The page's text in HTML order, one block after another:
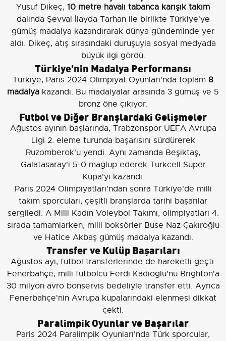
Yusuf Dikeç, 10 metre havalı tabanca karışık takım
dalında Şevval İlayda Tarhan ile birlikte Türkiye'ye
gümüş madalya kazandırarak dünya gündeminde yer
aldı. Dikeç, atış sırasındaki duruşuyla sosyal medyada
büyük ilgi gördü.
Türkiye'nin Madalya Performansı
Türkiye, Paris 2024 Olimpiyat Oyunları'nda toplam 8
madalya kazandı. Bu madalyalar arasında 3 gümüş ve 5
bronz öne çıkıyor.
Futbol ve Diğer Branşlardaki Gelişmeler
Ağustos ayının başlarında, Trabzonspor UEFA Avrupa
Ligi 2. eleme turunda başarısını sürdürerek
Ruzomberok'u yendi. Aynı zamanda Beşiktaş,
Galatasaray'ı 5-0 mağlup ederek Turkcell Süper
Kupa'yı kazandı.
Paris 2024 Olimpiyatları'ndan sonra Türkiye'de milli
takım sporcuları, çeşitli branşlarda tarihi başarılar
sergiledi. A Milli Kadın Voleybol Takımı, olimpiyatları 4.
sırada tamamlarken, milli boksörler Buse Naz Çakıroğlu
ve Hatice Akbaş gümüş madalya kazandı.
Transfer ve Kulüp Başarıları
Ağustos ayı, futbol transferlerinde de hareketli geçti.
Fenerbahçe, milli futbolcu Ferdi Kadıoğlu'nu Brighton'a
30 milyon avro bonservis bedeliyle transfer etti. Ayrıca
Fenerbahçe'nin Avrupa kupalarındaki elenmesi dikkat
çekti.
Paralimpik Oyunlar ve Başarılar
Paris 2024 Paralimpik Oyunları'nda Türk sporcular,